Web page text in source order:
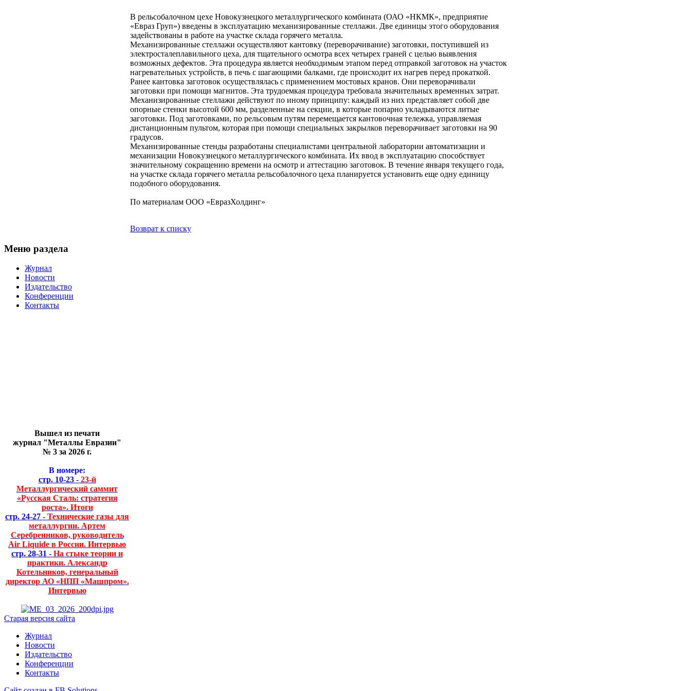
В рельсобалочном цехе Новокузнецкого металлургического комбината (ОАО «НКМК», предприятие
«Евраз Груп») введены в эксплуатацию механизированные стеллажи. Две единицы этого оборудования
задействованы в работе на участке склада горячего металла.
Механизированные стеллажи осуществляют кантовку (переворачивание) заготовки, поступившей из
электросталеплавильного цеха, для тщательного осмотра всех четырех граней с целью выявления
возможных дефектов. Эта процедура является необходимым этапом перед отправкой заготовок на участок
нагревательных устройств, в печь с шагающими балками, где происходит их нагрев перед прокаткой.
Ранее кантовка заготовок осуществлялась с применением мостовых кранов. Они переворачивали
заготовки при помощи магнитов. Эта трудоемкая процедура требовала значительных временных затрат.
Механизированные стеллажи действуют по иному принципу: каждый из них представляет собой две
опорные стенки высотой 600 мм, разделенные на секции, в которые попарно укладываются литые
заготовки. Под заготовками, по рельсовым путям перемещается кантовочная тележка, управляемая
дистанционным пультом, которая при помощи специальных закрылков переворачивает заготовки на 90
градусов.
Механизированные стенды разработаны специалистами центральной лаборатории автоматизации и
механизации Новокузнецкого металлургического комбината. Их ввод в эксплуатацию способствует
значительному сокращению времени на осмотр и аттестацию заготовок. В течение января текущего года,
на участке склада горячего металла рельсобалочного цеха планируется установить еще одну единицу
подобного оборудования.
По материалам ООО «ЕвразХолдинг»
Возврат к списку
Меню раздела
Журнал
Новости
Издательство
Конференции
Контакты
Вышел из печати
журнал "Металлы Евразии"
№ 3 за 2026 г.
В номере:
стр. 10-23 -23-й
Металлургический саммит
«Русская Сталь: стратегия
роста». Итоги
стр. 24-27 - Технические газы для
металлургии. Артем
Серебренников, руководитель
Air Liquide в России. Интервью
стр. 28-31 - На стыке теории и
практики. Александр
Котельников, генеральный
директор АО «НПП «Машпром».
Интервью
Старая версия сайта
Журнал
Новости
Издательство
Конференции
Контакты